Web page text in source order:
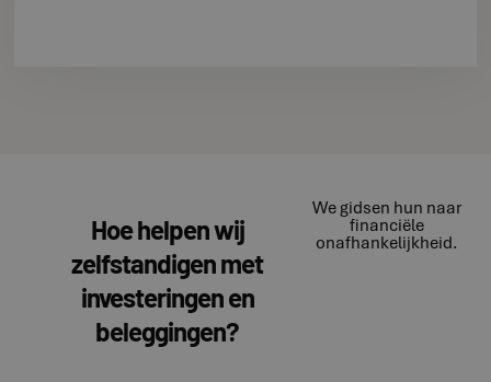
Hoe helpen wij
zelfstandigen met
investeringen en
beleggingen?
We gidsen hun naar
financiële
onafhankelijkheid.